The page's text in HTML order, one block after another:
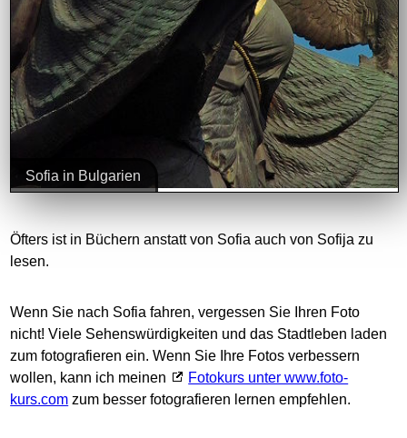
Sofia in Bulgarien
Öfters ist in Büchern anstatt von Sofia auch von Sofija zu
lesen.
Wenn Sie nach Sofia fahren, vergessen Sie Ihren Foto
nicht! Viele Sehenswürdigkeiten und das Stadtleben laden
zum fotografieren ein. Wenn Sie Ihre Fotos verbessern
wollen, kann ich meinen
Fotokurs unter www.foto-
kurs.com zum besser fotografieren lernen empfehlen.